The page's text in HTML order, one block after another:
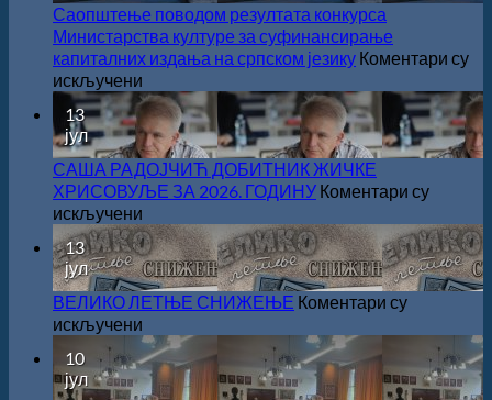
Саопштење поводом резултата конкурса
Министарства културе за суфинансирање
капиталних издања на српском језику Коментари су
искључени
Саопштење
поводом
резултата
конкурса
Министарства
за
суфинансирање
капиталних
издања
српском
језику
13
јул
САША РАДОЈЧИЋ ДОБИТНИК ЖИЧКЕ
ХРИСОВУЉЕ ЗА 2026. ГОДИНУ Коментари су
искључени
САША
РАДОЈЧИЋ
ДОБИТНИК
ЖИЧКЕ
ЗА
2026.
ГОДИНУ
13
јул
ВЕЛИКО ЛЕТЊЕ СНИЖЕЊЕ Коментари су
искључени
ВЕЛИКО
ЛЕТЊЕ
СНИЖЕЊЕ
10
јул